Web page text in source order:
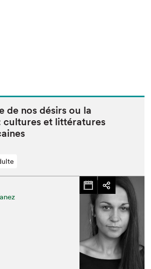
de nos désirs ou la
cul­tures et lit­téra­tures